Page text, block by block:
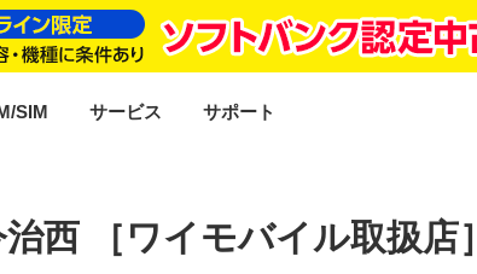
SIM サービス サポート
西 ［ワイモバイル取扱店］